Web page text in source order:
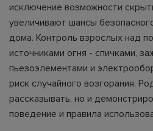
исключение возможности
увеличивают шансы
дома. Контроль взрослых над
источниками огня - спичками,
пьезоэлементами и
риск случайного возгорания.
рассказывать, но и
поведение и правила